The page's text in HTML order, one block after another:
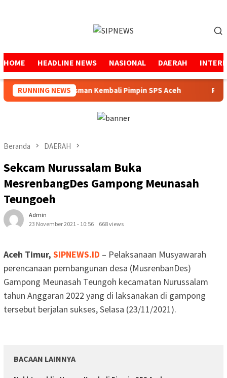
HOME HEADLINE NEWS NASIONAL DAERAH
RUNNING NEWS
Mukhtaruddin Usman Kembali Pimpin SPS Aceh
Beranda DAERAH
Sekcam Nurussalam Buka
MesrenbangDes Gampong Meunasah
Teungoeh
Admin
23 November 2021 - 10:56
668 views
Aceh Timur, SIPNEWS.ID – Pelaksanaan Musyawarah
perencanaan pembangunan desa (MusrenbanDes)
Gampong Meunasah Teungoh kecamatan Nurussalam
tahun Anggaran 2022 yang di laksanakan di gampong
tersebut berjalan sukses, Selasa (23/11/2021).
BACAAN LAINNYA